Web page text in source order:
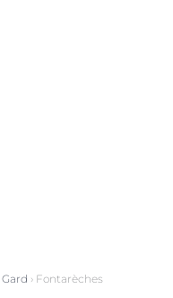
Gard › Fontarèches